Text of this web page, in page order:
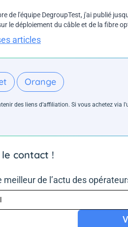
de l'équipe DegroupTest, j'ai publié
le déploiement du câble et de la fibre
articles
Orange
des liens d’affiliation. Si vous achetez via
contact !
meilleur de l’actu des